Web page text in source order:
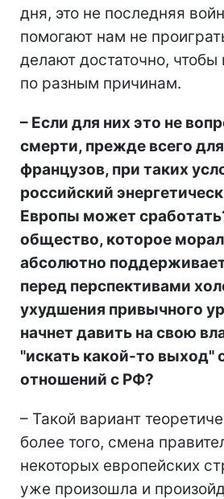
дня, это не последняя
помогают нам не
делают достаточно,
по разным причинам.
– Если для них это не
смерти, прежде всего
французов, при таких
российский
Европы может
общество, которое
абсолютно
перед перспективами
ухудшения привычного
начнет давить на свою
"искать какой-то выход"
отношений с РФ?
– Такой вариант
более того, смена
некоторых европейских
уже произошла и